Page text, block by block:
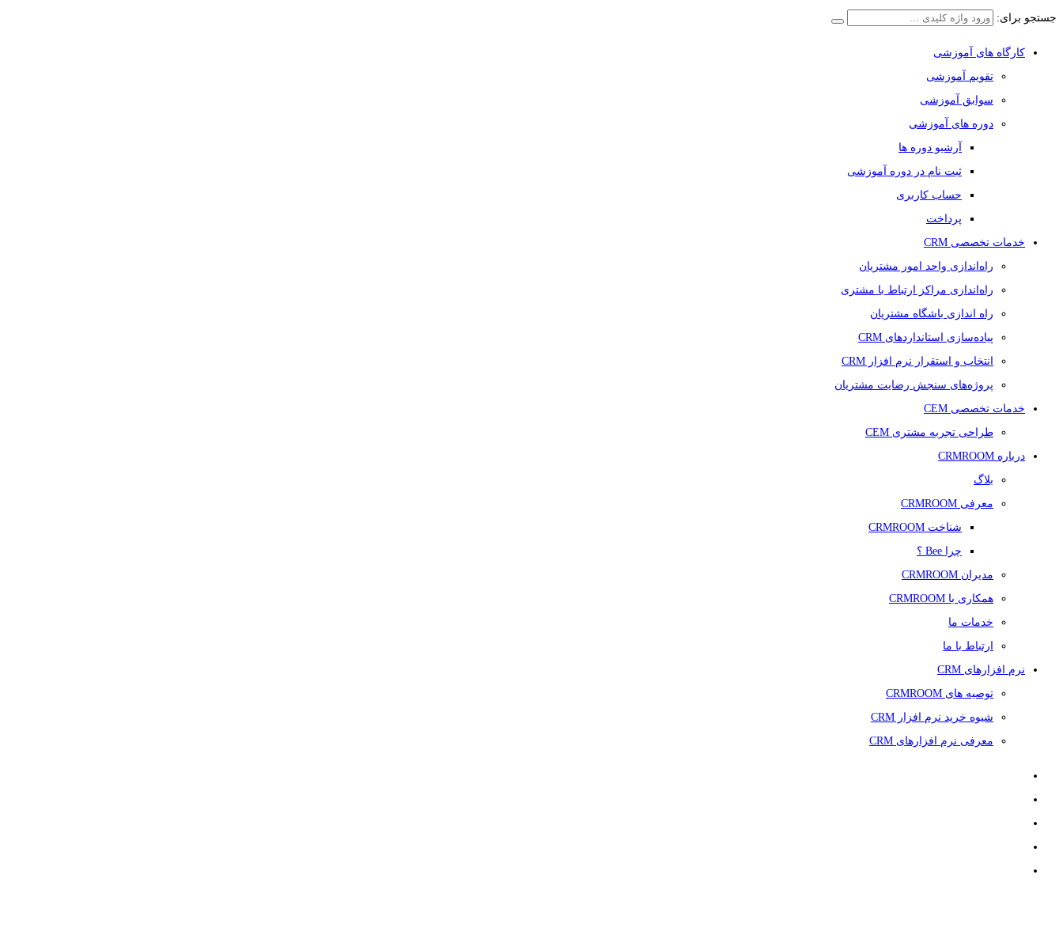
جستجو برای:
کارگاه های آموزشی
تقویم آموزشی
سوابق آموزشی
دوره های آموزشی
آرشیو دوره ها
ثبت نام در دوره آموزشی
حساب کاربری
پرداخت
خدمات تخصصی CRM
راه‌اندازی واحد امور مشتریان
راه‌اندازی مراکز ارتباط با مشتری
راه اندازی باشگاه مشتریان
پیاده‌سازی استانداردهای CRM
انتخاب و استقرار نرم افزار CRM
پروژه‌های سنجش رضایت مشتریان
خدمات تخصصی CEM
طراحی تجربه مشتری CEM
درباره CRMROOM
بلاگ
معرفی CRMROOM
شناخت CRMROOM
چرا Bee ؟
مدیران CRMROOM
همکاری با CRMROOM
خدمات ما
ارتباط با ما
نرم افزارهای CRM
توصیه های CRMROOM
شیوه خرید نرم افزار CRM
معرفی نرم افزارهای CRM